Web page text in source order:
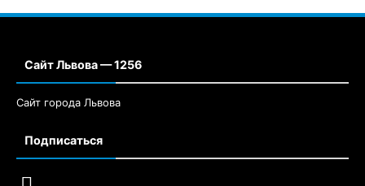
Сайт Львова — 1256
Сайт города Львова
Подписаться